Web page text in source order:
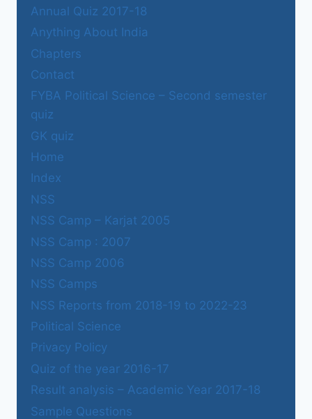
Annual Quiz 2017-18
Anything About India
Chapters
Contact
FYBA Political Science – Second semester
quiz
GK quiz
Home
Index
NSS
NSS Camp – Karjat 2005
NSS Camp : 2007
NSS Camp 2006
NSS Camps
NSS Reports from 2018-19 to 2022-23
Political Science
Privacy Policy
Quiz of the year 2016-17
Result analysis – Academic Year 2017-18
Sample Questions